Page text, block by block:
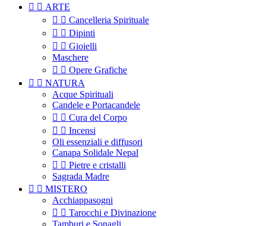
  ARTE
  Cancelleria Spirituale
  Dipinti
  Gioielli
Maschere
  Opere Grafiche
  NATURA
Acque Spirituali
Candele e Portacandele
  Cura del Corpo
  Incensi
Oli essenziali e diffusori
Canapa Solidale Nepal
  Pietre e cristalli
Sagrada Madre
  MISTERO
Acchiappasogni
  Tarocchi e Divinazione
Tamburi e Sonagli